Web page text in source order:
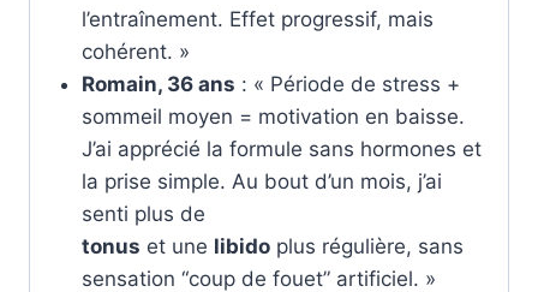
l’entraînement. Effet progressif, mais
cohérent. »
Romain, 36 ans : « Période de stress +
sommeil moyen = motivation en baisse.
J’ai apprécié la formule sans hormones et
la prise simple. Au bout d’un mois, j’ai
senti plus de
tonus et une libidoplus régulière, sans
sensation “coup de fouet” artificiel. »